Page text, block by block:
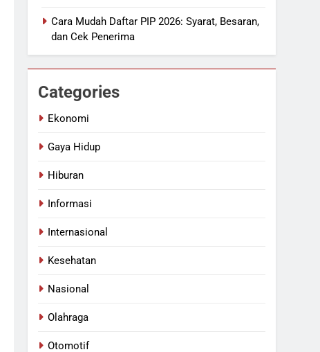
Cara Mudah Daftar PIP 2026: Syarat, Besaran,
dan Cek Penerima
Categories
Ekonomi
Gaya Hidup
Hiburan
Informasi
Internasional
Kesehatan
Nasional
Olahraga
Otomotif